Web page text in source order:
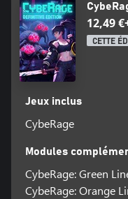
12,49
CETTE
Jeux inclus
CybeRage
Modules
CybeRage: Green
CybeRage: Orange